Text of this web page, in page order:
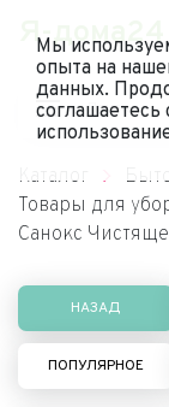
Я-дома24
Каталог
Товары для
Санокс
НАЗАД
ПОПУЛЯРНОЕ
Мы
опыта на
данных.